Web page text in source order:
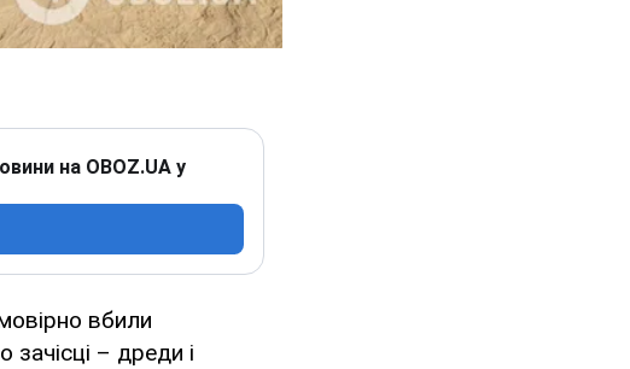
на OBOZ.UA у
вбили
– дреди і